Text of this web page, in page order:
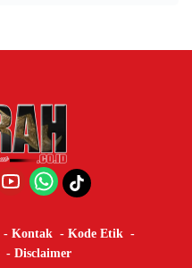
Kontak
Kode Etik
Disclaimer